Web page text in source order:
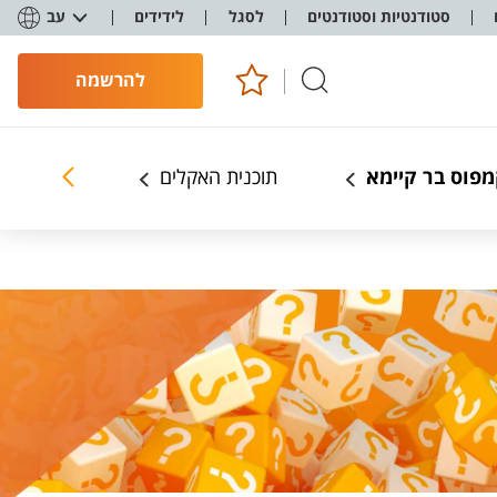
סטודנטיות וסטודנטים לסגל לידידים עב
להרשמה
בר קיימא תוכנית האקלים ללמוד